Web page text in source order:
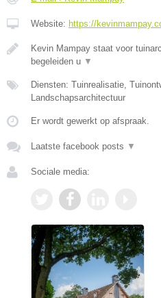
Website: https://
Kevin Mampay staat voor
begeleiden u ▼
Diensten: Tuinrealisatie,
Landschapsarchitectuur
Er wordt gewerkt op afspraak.
Laatste facebook posts ▼
Sociale media: